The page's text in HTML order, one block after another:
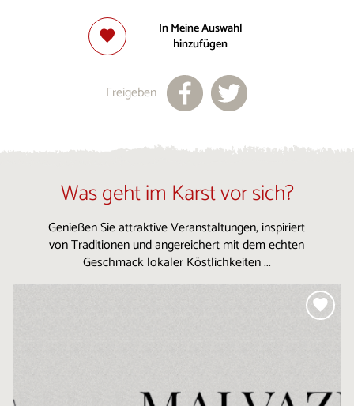
In Meine Auswahl
hinzufügen
Freigeben
Was geht im Karst vor sich?
Genießen Sie attraktive Veranstaltungen, inspiriert
von Traditionen und angereichert mit dem echten
Geschmack lokaler Köstlichkeiten ...